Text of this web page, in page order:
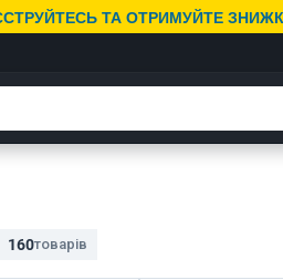
ТА ОТРИМУЙТЕ
160товарів